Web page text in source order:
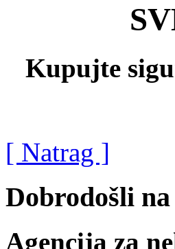
Kupujte
[ Natrag ]
Dobrodošli
Agencija za